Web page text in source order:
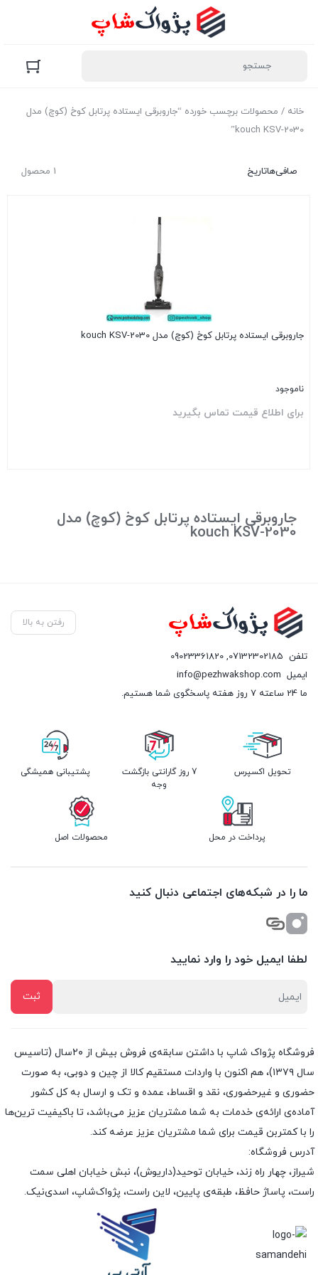
خانه / محصولات برچسب خورده “جاروبرقی ایستاده پرتابل کوخ (کوچ) مدل
kouch KSV-2030”
1 محصول صافی‌هاتاریخ
جاروبرقی ایستاده پرتابل کوخ (کوچ) مدل kouch KSV-2030
ناموجود
برای اطلاع قیمت تماس بگیرید
جاروبرقی ایستاده پرتابل کوخ (کوچ) مدل
kouch KSV-2030
رفتن به بالا
تلفن 07132302185
,
09023361820
ایمیل info@pezhwakshop.com
ما 24 ساعته 7 روز هفته پاسخگوی شما هستیم.
تحویل اکسپرس
7 روز گارانتی بازگشت
وجه
پشتیبانی همیشگی
پرداخت در محل محصولات اصل
ما را در شبکه‌های اجتماعی دنبال کنید
لطفا ایمیل خود را وارد نمایید
فروشگاه پژواک شاپ با داشتن سابقه‌ی فروش بیش از ۲۰سال (تاسیس
سال ۱۳۷۹)، هم اکنون با واردات مستقیم کالا از چین و دوبی، به صورت
حضوری و غیرحضوری، نقد و اقساط، عمده و تک و ارسال به کل کشور
آماده‌ی ارائه‌ی خدمات به شما مشتریان عزیز می‌باشد، تا باکیفیت ترین‌ها
را با کمتربن قیمت برای شما مشتریان عزیز عرضه کند.
آدرس فروشگاه:
شیراز، چهار راه زند، خیابان توحید(داریوش)، نبش خیابان اهلی سمت
راست، پاساژ حافظ، طبقه‌ی پایین، لاین راست، پژواک‌شاپ، اسدی‌نیک.